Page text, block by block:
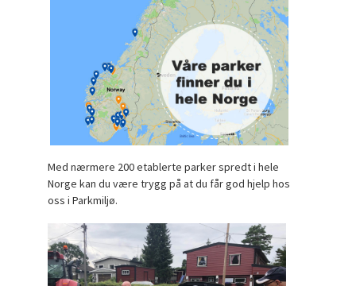
Med nærmere 200 etablerte parker spredt i hele
Norge kan du være trygg på at du får god hjelp hos
oss i Parkmiljø.